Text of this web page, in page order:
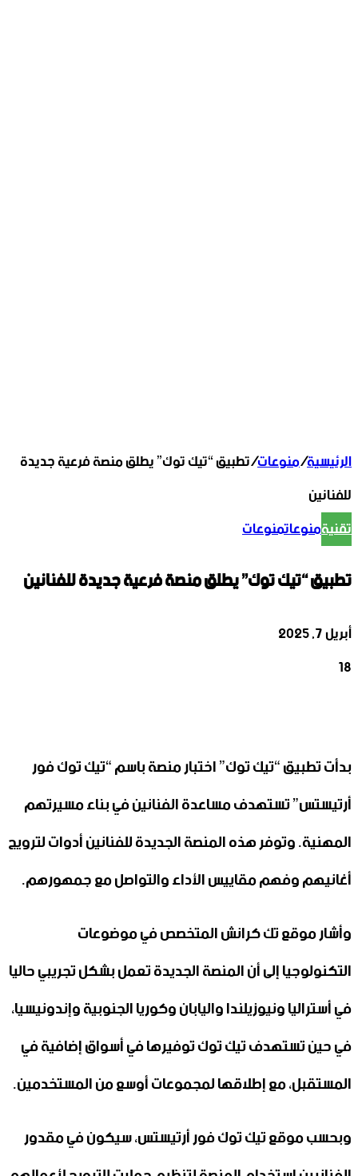
الرئيسية/منوعات/تطبيق “تيك توك” يطلق منصة فرعية جديدة
للفنانين
تقنيةمنوعاتمنوعات
تطبيق “تيك توك” يطلق منصة فرعية جديدة للفنانين
أبريل 7, 2025
18
بدأت تطبيق “تيك توك” اختبار منصة باسم “تيك توك فور
أرتيستس” تستهدف مساعدة الفنانين في بناء مسيرتهم
المهنية. وتوفر هذه المنصة الجديدة للفنانين أدوات لترويج
أغانيهم وفهم مقاييس الأداء والتواصل مع جمهورهم.
وأشار موقع تك كرانش المتخصص في موضوعات
التكنولوجيا إلى أن المنصة الجديدة تعمل بشكل تجريبي حاليا
في أستراليا ونيوزيلندا واليابان وكوريا الجنوبية وإندونيسيا،
في حين تستهدف تيك توك توفيرها في أسواق إضافية في
المستقبل، مع إطلاقها لمجموعات أوسع من المستخدمين.
وبحسب موقع تيك توك فور أرتيستس، سيكون في مقدور